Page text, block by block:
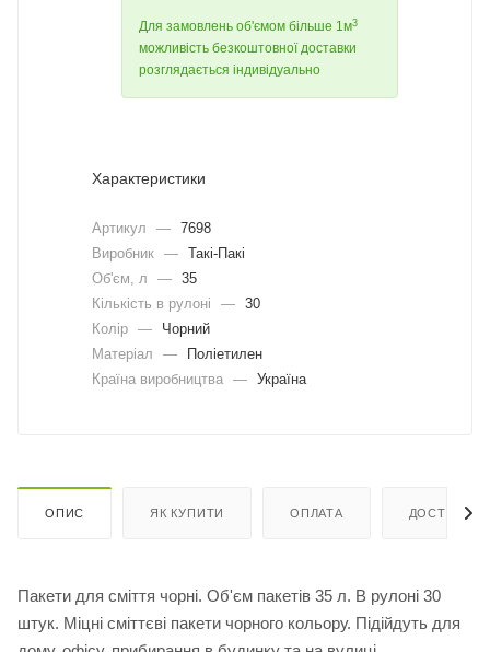
Для замовлень об'ємом більше 1м3
можливість безкоштовної доставки
розглядається індивідуально
Характеристики
Артикул — 7698
Виробник — Такі-Пакі
Об'єм, л
— 35
Кількість в рулоні
— 30
Колір —
Чорний
Матеріал
—
Поліетилен
Країна виробництва — Україна
ОПИС ЯК КУПИТИ ОПЛАТА ДОСТАВКА
Пакети для сміття чорні. Об'єм пакетів 35 л. В рулоні 30
штук. Міцні сміттєві пакети чорного кольору. Підійдуть для